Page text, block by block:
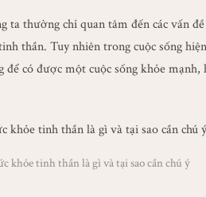
thường chỉ quan tâm đến các vấn
thần. Tuy nhiên trong cuộc sống
có được một cuộc sống khỏe mạnh,
khỏe tinh thần là gì và tại sao cần chú ý